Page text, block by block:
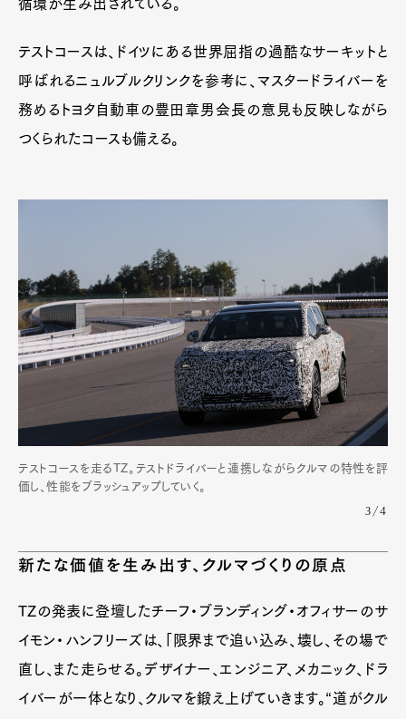
Art&DesignWatchFashion
Pen Membership
Magazine
Official Columnist
About
Contact
Pen Meet
Pen international Pen tw
循環が生み出されている。
テストコースは、ドイツにある世界屈指の過酷なサーキットと
呼ばれるニュルブルクリンクを参考に、マスタードライバーを
務めるトヨタ自動車の豊田章男会長の意見も反映しながら
つくられたコースも備える。
テストコースを走るTZ。テストドライバーと連携しながらクルマの特性を評
価し、性能をブラッシュアップしていく。
3/4
新たな価値を生み出す、クルマづくりの原点
TZの発表に登壇したチーフ・ブランディング・オフィサーのサ
イモン・ハンフリーズは、「限界まで追い込み、壊し、その場で
直し、また走らせる。デザイナー、エンジニア、メカニック、ドラ
イバーが一体となり、クルマを鍛え上げていきます。“道がクル